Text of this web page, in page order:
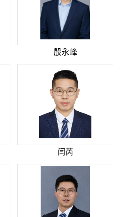
殷永峰
闫芮